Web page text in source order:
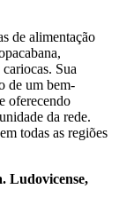
de alimentação
Sua
de um bem-
oferecendo
da rede.
todas as regiões
Ludovicense,